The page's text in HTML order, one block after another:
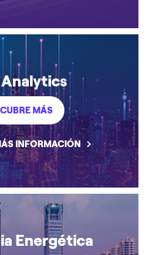
MÁS
INFORMACIÓN
Energética